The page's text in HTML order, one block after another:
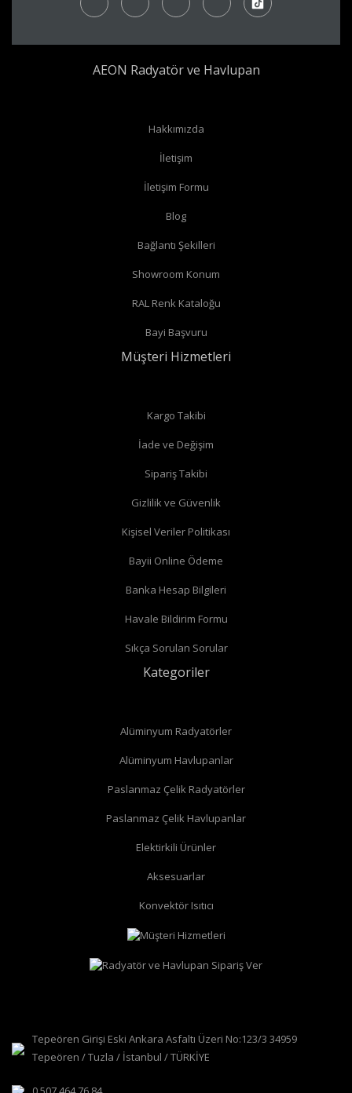
AEON Radyatör ve Havlupan
Hakkımızda
İletişim
İletişim Formu
Blog
Bağlantı Şekilleri
Showroom Konum
RAL Renk Kataloğu
Bayi Başvuru
Müşteri Hizmetleri
Kargo Takibi
İade ve Değişim
Sipariş Takibi
Gizlilik ve Güvenlik
Kişisel Veriler Politikası
Bayii Online Ödeme
Banka Hesap Bilgileri
Havale Bildirim Formu
Sıkça Sorulan Sorular
Kategoriler
Alüminyum Radyatörler
Alüminyum Havlupanlar
Paslanmaz Çelik Radyatörler
Paslanmaz Çelik Havlupanlar
Elektirkili Ürünler
Aksesuarlar
Konvektör Isıtıcı
Tepeören Girişi Eski Ankara Asfaltı Üzeri No:123/3 34959
Tepeören / Tuzla / İstanbul / TÜRKİYE